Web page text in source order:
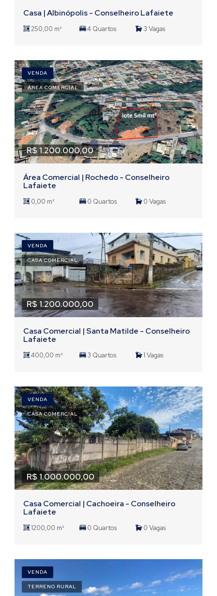
Casa | Albinópolis - Conselheiro Lafaiete
250,00 m² 4 Quartos 3 Vagas
VENDA
ÁREA COMERCIAL
R$ 1.200.000,00
Área Comercial | Rochedo - Conselheiro
Lafaiete
0,00 m² 0 Quartos 0 Vagas
VENDA
CASA COMERCIAL
R$ 1.200.000,00
Casa Comercial | Santa Matilde - Conselheiro
Lafaiete
400,00 m² 3 Quartos 1 Vagas
VENDA
CASA COMERCIAL
R$ 1.000.000,00
Casa Comercial | Cachoeira - Conselheiro
Lafaiete
1200,00 m² 0 Quartos 0 Vagas
VENDA
TERRENO RURAL